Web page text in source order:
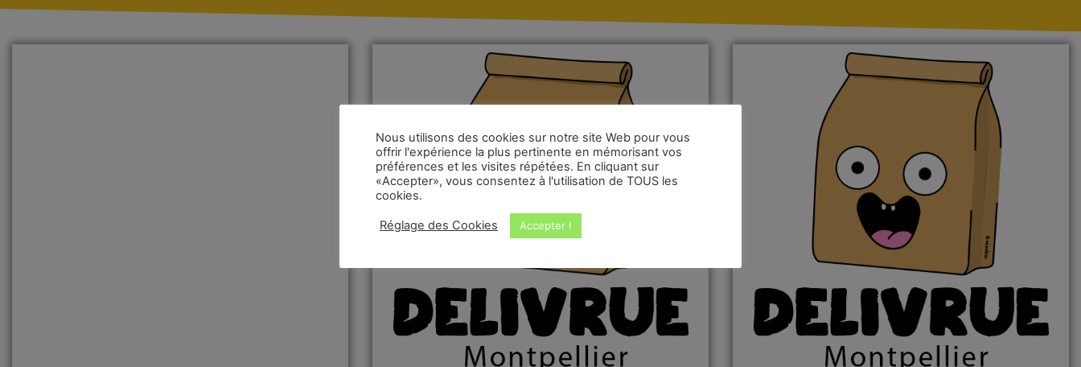
Nous utilisons des cookies sur notre site Web pour vous
offrir l'expérience la plus pertinente en mémorisant vos
préférences et les visites répétées. En cliquant sur
«Accepter», vous consentez à l'utilisation de TOUS les
cookies.
Réglage des Cookies Accepter !